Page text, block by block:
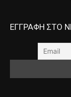
ΕΓΓΡΑΦΗ ΣΤΟ